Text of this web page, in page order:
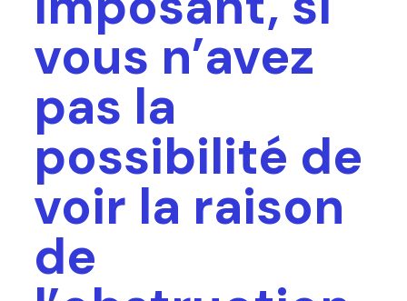
vous n’avez
pas la
possibilité de
voir la raison
de